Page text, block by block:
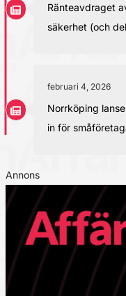
Ränteavdraget
säkerhet (och
februari 4, 2026
Norrköping
in för
Annons